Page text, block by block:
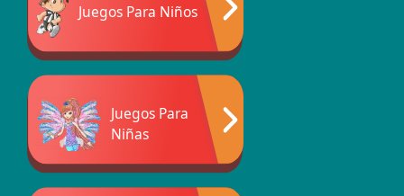
Juegos Para Niños
Juegos Para
Niñas